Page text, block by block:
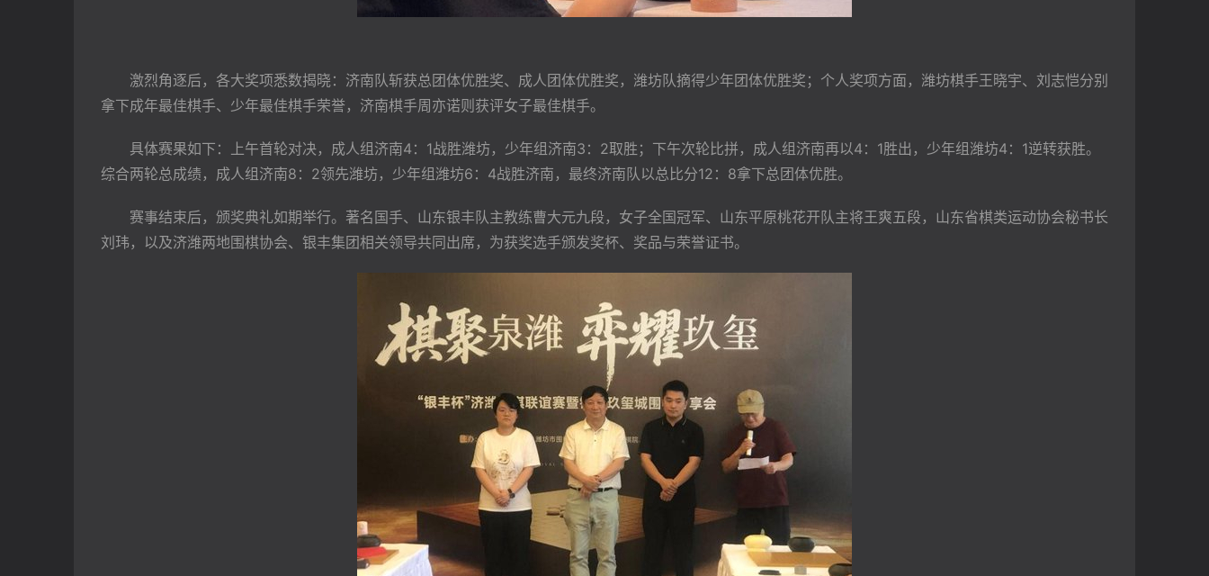
激烈角逐后，各大奖项悉数揭晓：济南队斩获总团体优胜奖、成人团体优胜奖，潍坊队摘得少年团体优胜奖；个人奖项方面，潍坊棋手王晓宇、刘志恺分别
拿下成年最佳棋手、少年最佳棋手荣誉，济南棋手周亦诺则获评女子最佳棋手。
具体赛果如下：上午首轮对决，成人组济南4：1战胜潍坊，少年组济南3：2取胜；下午次轮比拼，成人组济南再以4：1胜出，少年组潍坊4：1逆转获胜。
综合两轮总成绩，成人组济南8：2领先潍坊，少年组潍坊6：4战胜济南，最终济南队以总比分12：8拿下总团体优胜。
赛事结束后，颁奖典礼如期举行。著名国手、山东银丰队主教练曹大元九段，女子全国冠军、山东平原桃花开队主将王爽五段，山东省棋类运动协会秘书长
刘玮，以及济潍两地围棋协会、银丰集团相关领导共同出席，为获奖选手颁发奖杯、奖品与荣誉证书。